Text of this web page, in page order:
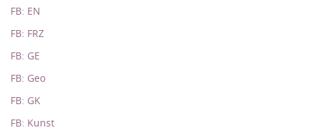
FB: EN
FB: FRZ
FB: GE
FB: Geo
FB: GK
FB: Kunst